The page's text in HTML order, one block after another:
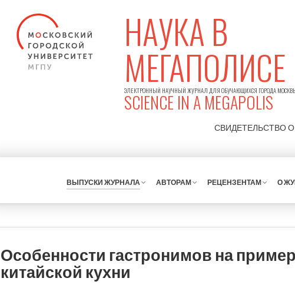
НАУКА В
МЕГАПОЛИСЕ
ЭЛЕКТРОННЫЙ НАУЧНЫЙ ЖУРНАЛ ДЛЯ ОБУЧАЮЩИХСЯ ГОРОДА
SCIENCE IN A MEGAPOLIS
СВИДЕТЕЛЬСТВО
ВЫПУСКИ ЖУРНАЛА АВТОРАМ РЕЦЕНЗЕНТАМ О
Особенности гастронимов на
китайской кухни